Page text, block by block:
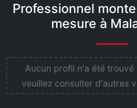
Professionnel
mesure à
Aucun profil n'a été
veuillez consulter d'autres